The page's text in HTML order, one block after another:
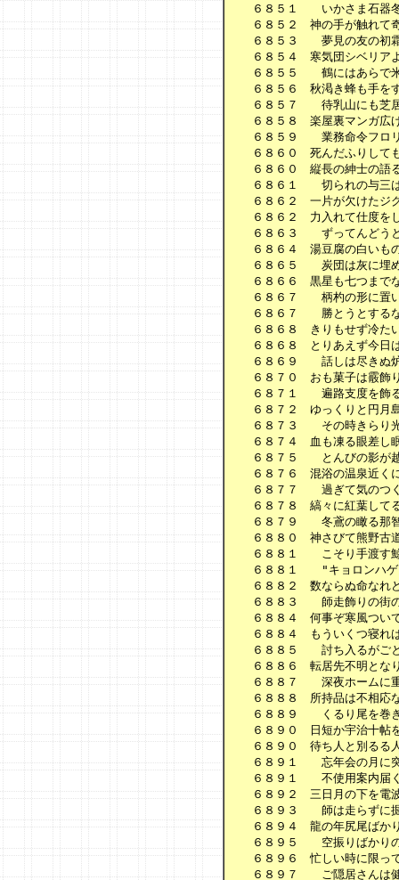
６８５１　　いかさま石器
６８５２　神の手が触れて
６８５３　　夢見の友の初
６８５４　寒気団シベリ
６８５５　　鶴にはあらで
６８５６　秋渇き蜂も手を
６８５７　　待乳山にも
６８５８　楽屋裏マンガ広
６８５９　　業務命令フロ
６８６０　死んだふりして
６８６０　縦長の紳士の語
６８６１　　切られの与三
６８６２　一片が欠けたジ
６８６２　力入れて仕度を
６８６３　　ずってんどう
６８６４　湯豆腐の白いも
６８６５　　炭団は灰に埋
６８６６　黒星も七つまで
６８６７　　柄杓の形に置
６８６７　　勝とうとする
６８６８　きりもせず冷た
６８６８　とりあえず今日
６８６９　　話しは尽きぬ
６８７０　おも菓子は霰飾
６８７１　　遍路支度を飾
６８７２　ゆっくりと円月
６８７３　　その時きらり
６８７４　血も凍る眼差し
６８７５　　とんびの影が
６８７６　混浴の温泉近く
６８７７　　過ぎて気のつ
６８７８　縞々に紅葉して
６８７９　　冬鳶の瞰る那
６８８０　神さびて熊野古
６８８１　　こそり手渡す
６８８１　　"キョロンハゲ
６８８２　数ならぬ命なれ
６８８３　　師走飾りの街
６８８４　何事ぞ寒風つい
６８８４　もういくつ寝れ
６８８５　　討ち入るがご
６８８６　転居先不明とな
６８８７　　深夜ホームに
６８８８　所持品は不相応
６８８９　　くるり尾を巻
６８９０　日短か宇治十帖
６８９０　待ち人と別るる
６８９１　　忘年会の月に
６８９１　　不使用案内届
６８９２　三日月の下を電
６８９３　　師は走らずに
６８９４　龍の年尻尾ばか
６８９５　　空振りばかり
６８９６　忙しい時に限っ
６８９７　　ご隠居さんは